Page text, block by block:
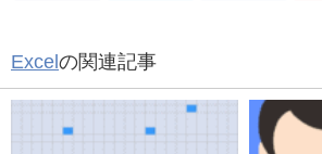
Excel の関連記事